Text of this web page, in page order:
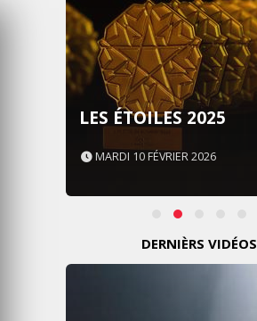
LES ÉTOILES 2025
MARDI 10 FÉVRIER 2026
DERNIÈRS VIDÉOS